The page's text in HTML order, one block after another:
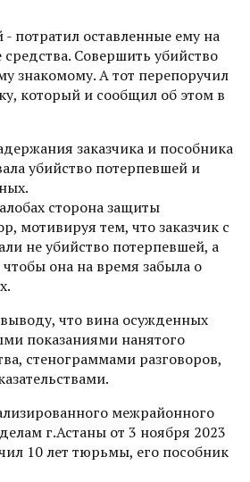
потратил оставленные ему на
Совершить убийство
знакомому. А тот перепоручил
который и сообщил об этом в
заказчика и пособника
убийство потерпевшей и
сторона защиты
мотивируя тем, что заказчик с
не убийство потерпевшей, а
чтобы она на время забыла о
что вина осужденных
показаниями нанятого
стенограммами разговоров,
межрайонного
г.Астаны от 3 ноября 2023
10 лет тюрьмы, его пособник